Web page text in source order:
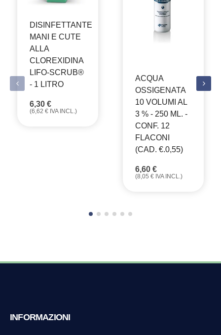
DISINFETTANTE
MANI E CUTE
ALLA
CLOREXIDINA
LIFO-SCRUB®
- 1 LITRO
6,30 €
(6,62 € IVA INCL.)
ACQUA
OSSIGENATA
10 VOLUMI AL
3 % - 250 ML. -
CONF. 12
FLACONI
(CAD. €.0,55)
6,60 €
(8,05 € IVA INCL.)
INFORMAZIONI